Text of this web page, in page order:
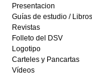
Presentacion
Guías de estudio / Libros
Revistas
Folleto del DSV
Logotipo
Carteles y Pancartas
Vídeos